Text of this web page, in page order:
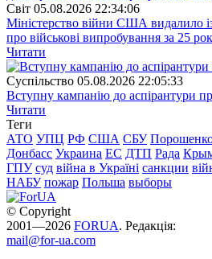
Свiт 05.08.2026 22:34:06
Міністерство війни США видалило із
про військові випробування за 25
Читати
Суспiльство 05.08.2026 22:05:33
Вступну кампанію до аспірантури
Читати
Теги
АТО УПЦ РФ США СБУ
Донбасс Украина ЕС ДТП Рада
ГПУ суд війна в Україні санкции
НАБУ пожар Польша выборы
© Copyright
2001—2026 FORUA. Редакція:
mail@for-ua.com